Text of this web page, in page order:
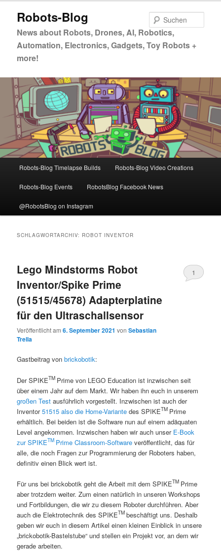
primären
springen
sekundären
springen
Robots-Blog
News about Robots, Drones, AI, Robotics,
Automation, Electronics, Gadgets, Toy Robots +
more!
Robots-Blog Timelapse Builds Robots-Blog Video Creations
Robots-Blog Events RobotsBlog Facebook News
@RobotsBlog on Instagram
SCHLAGWORTARCHIV: ROBOT INVENTOR
Lego Mindstorms Robot
Inventor/Spike Prime
(51515/45678) Adapterplatine
für den Ultraschallsensor
Veröffentlicht am6. September 2021 vonSebastian
Trella
1
Gastbeitrag vonbrickobotik:
Der SPIKETM Prime von LEGO Education ist inzwischen seit
über einem Jahr auf dem Markt. Wir haben ihn euch in unserem
großen Test ausführlich vorgestellt. Inzwischen ist auch der
Inventor51515 also die Home-Variante des SPIKETM Prime
erhältlich. Bei beiden ist die Software nun auf einem adäquaten
Level angekommen. Inzwischen haben wir auch unserE-Book
zur SPIKETM Prime Classroom-Software veröffentlicht, das für
alle, die noch Fragen zur Programmierung der Roboters haben,
definitiv einen Blick wert ist.
Für uns bei brickobotik geht die Arbeit mit dem SPIKETM Prime
aber trotzdem weiter. Zum einen natürlich in unseren Workshops
und Fortbildungen, die wir zu diesem Roboter durchführen. Aber
auch die Elektrotechnik des SPIKETMbeschäftigt uns. Deshalb
geben wir euch in diesem Artikel einen kleinen Einblick in unsere
„brickobotik-Bastelstube“ und stellen ein Projekt vor, an dem wir
gerade arbeiten.